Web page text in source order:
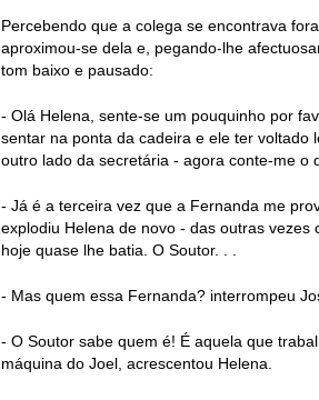
Percebendo que a colega se encontrava
aproximou-se dela e, pegando-lhe
tom baixo e pausado:
- Olá Helena, sente-se um pouquinho por
sentar na ponta da cadeira e ele ter voltado
outro lado da secretária - agora conte-me o
- Já é a terceira vez que a Fernanda me
explodiu Helena de novo - das outras vezes
hoje quase lhe batia. O Soutor. . .
- Mas quem essa Fernanda? interrompeu
- O Soutor sabe quem é! É aquela que
máquina do Joel, acrescentou Helena.